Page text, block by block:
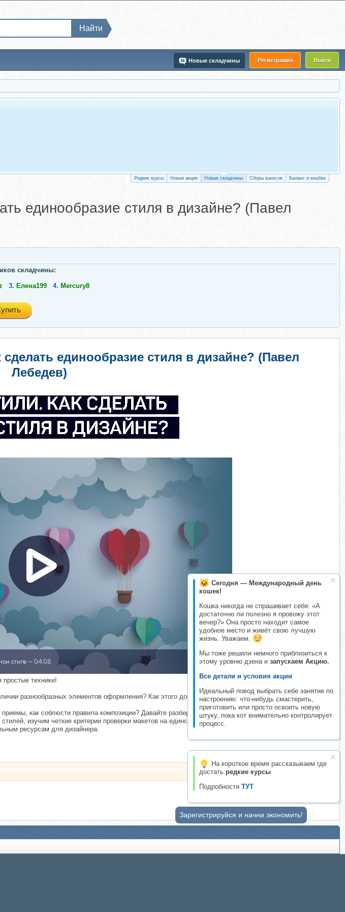
Регистрация Войти
Новые складчины
Найти
Редкие курсы Новая акция Новые складчины Сборы взносов Баланс и кешбек
Сегодня — Международный день
кошек!
Кошка никогда не спрашивает себя: «А
достаточно ли полезно я провожу этот
вечер?» Она просто находит самое
удобное место и живёт свою лучшую
жизнь. Уважаем.
Мы тоже решили немного приблизиться к
этому уровню дзена и запускаем Акцию.
Все детали и условия акции
Идеальный повод выбрать себе занятие по
настроению: что-нибудь смастерить,
приготовить или просто освоить новую
штуку, пока кот внимательно контролирует
процесс.
На короткое время рассказываем где
достать редкие курсы
Подробности ТУТ
единообразие стиля в дизайне? (Павел
складчины:
3. Елена199 4. Mercury8
единообразие стиля в дизайне? (Павел
Лебедев)
простые техники!
разнообразных элементов оформления? Как этого достичь? Какой набор правил входит в понятие
как соблюсти правила композиции? Давайте разберемся с тем, что такое актуальный дизайн,
изучим четкие критерии проверки макетов на единство стиля и научимся предупреждать правки
ресурсам для дизайнера.
Зарегистрируйся и начни экономить!